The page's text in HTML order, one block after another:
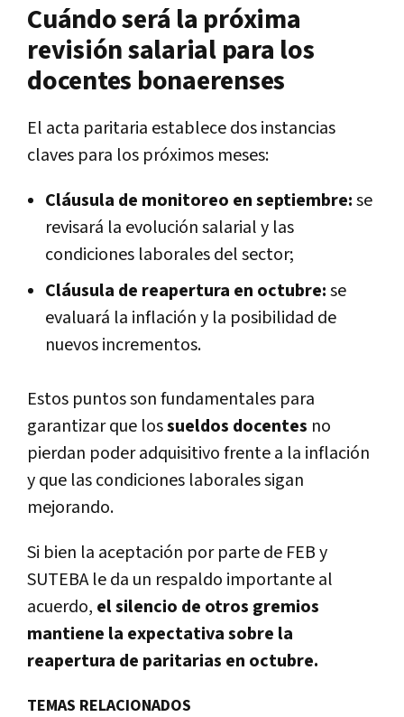
Cuándo será la próxima
revisión salarial para los
docentes bonaerenses
El acta paritaria establece dos instancias
claves para los próximos meses:
Cláusula de monitoreo en septiembre:se
revisará la evolución salarial y las
condiciones laborales del sector;
Cláusula de reapertura en octubre:se
evaluará la inflación y la posibilidad de
nuevos incrementos.
Estos puntos son fundamentales para
garantizar que lossueldos docentes no
pierdan poder adquisitivo frente a la inflación
y que las condiciones laborales sigan
mejorando.
Si bien la aceptación por parte de FEB y
SUTEBA le da un respaldo importante al
acuerdo, el silencio de otros gremios
mantiene la expectativa sobre la
reapertura de paritarias en octubre.
TEMAS RELACIONADOS